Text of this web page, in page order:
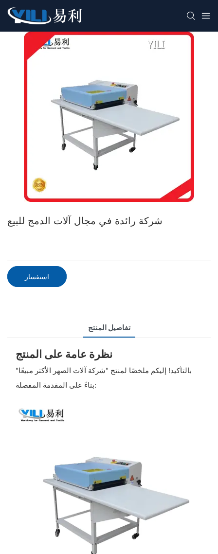
شركة رائدة في مجال آلات الدمج للبيع
استفسار
تفاصيل المنتج
نظرة عامة على المنتج
بالتأكيد! إليكم ملخصًا لمنتج "شركة آلات الصهر الأكثر مبيعًا"
بناءً على المقدمة المفصلة: